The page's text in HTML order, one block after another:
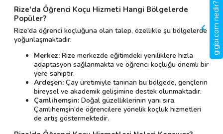
Rize'da Öğrenci Koçu Hizmeti Hangi Bölgelerde
Popüler?
Rize'da öğrenci koçluğuna olan talep, özellikle şu bölgelerde
yoğunlaşmaktadır:
Merkez: Rize merkezde eğitimdeki yeniliklere hızla
adaptasyon sağlanmakta ve öğrenci koçluğu önemli bir
yere sahiptir.
Ardeşen: Çay üretimiyle tanınan bu bölgede, gençlerin
bireysel ve akademik gelişimine destek olunmaktadır.
Çamlıhemşin: Doğal güzelliklerinin yanı sıra,
Çamlıhemşin'de öğrencilere yönelik koçluk hizmetleri
de artış göstermektedir.
gigbi.com nedir?